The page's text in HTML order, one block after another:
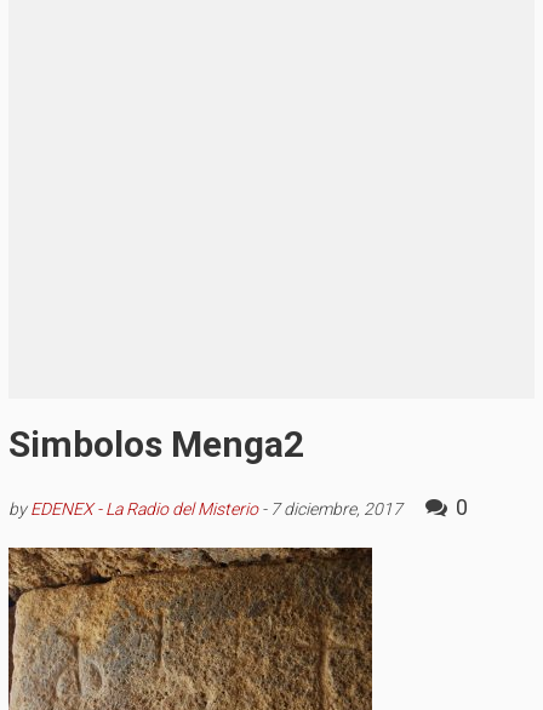
Simbolos Menga2
byEDENEX - La Radio del Misterio- 7 diciembre, 2017 0